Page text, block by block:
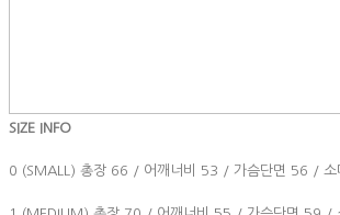
SIZE INFO
0 (SMALL) 총장 66 / 어깨너비 53 / 가슴단면 56 / 소